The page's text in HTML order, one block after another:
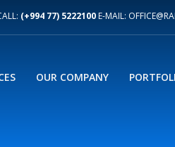
(+994 77) 5222100E-MAIL:
OUR COMPANY